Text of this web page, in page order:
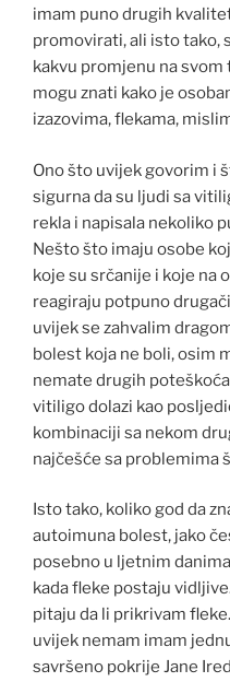
imam puno drugih
promovirati, ali isto tako,
kakvu promjenu na
mogu znati kako je
izazovima, flekama,
Ono što uvijek govorim i
sigurna da su ljudi sa
rekla i napisala nekoliko
Nešto što imaju osobe
koje su srčanije i koje na
reagiraju potpuno
uvijek se zahvalim
bolest koja ne boli, osim
nemate drugih
vitiligo dolazi kao
kombinaciji sa nekom
najčešće sa problemima
Isto tako, koliko god da
autoimuna bolest, jako
posebno u ljetnim
kada fleke postaju
pitaju da li prikrivam
uvijek nemam imam
savršeno pokrije Jane